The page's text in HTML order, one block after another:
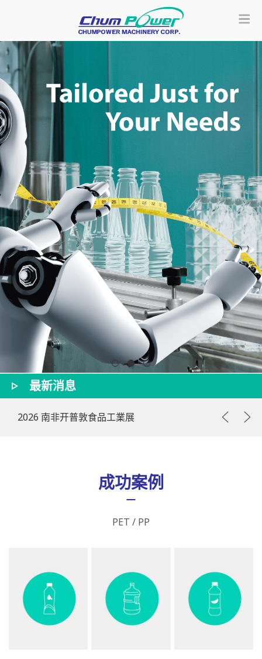
量身订做的设计
了解更多
最新消息
2026 南非开普敦食品工業展 2026
成功案例
PET / PP